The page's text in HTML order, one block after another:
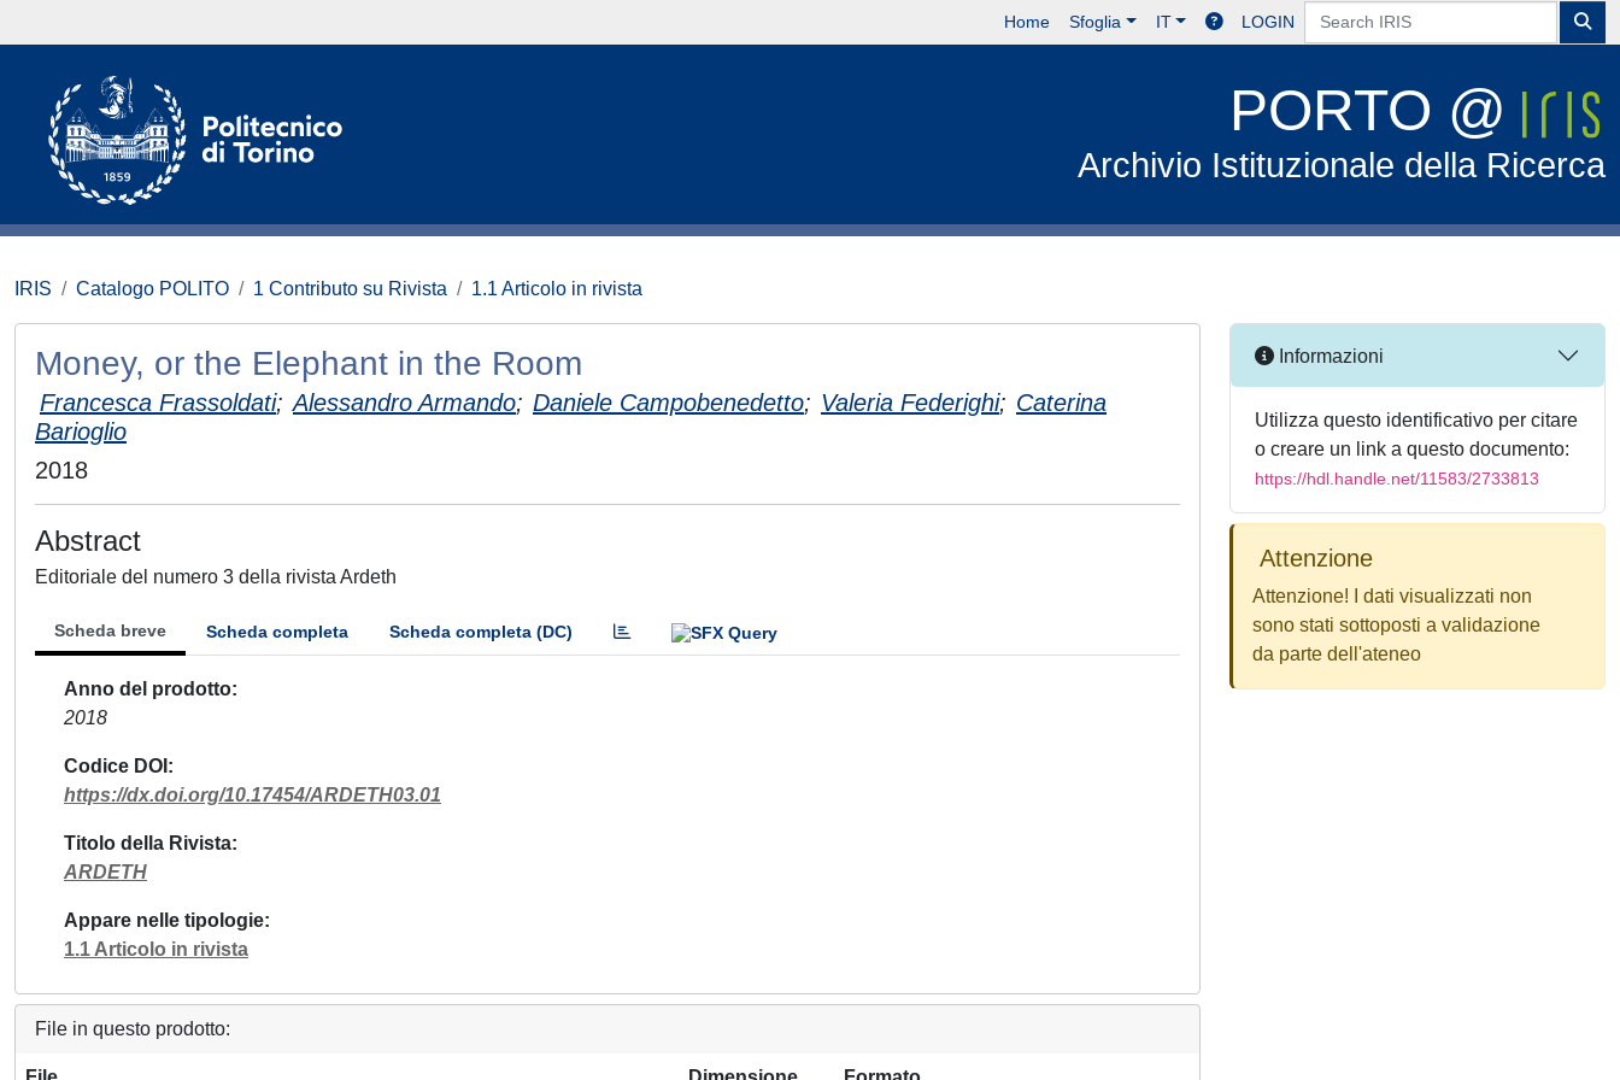
Home Sfoglia IT LOGIN
PORTO @
Archivio Istituzionale della Ricerca
IRIS Catalogo POLITO 1 Contributo su Rivista 1.1 Articolo in rivista
Money, or the Elephant in the Room
Francesca Frassoldati; Alessandro Armando; Daniele Campobenedetto; Valeria Federighi; Caterina
Barioglio
2018
Abstract
Editoriale del numero 3 della rivista Ardeth
Scheda breve Scheda completa Scheda completa (DC)
Anno del prodotto
2018
Codice DOI
https://dx.doi.org/10.17454/ARDETH03.01
Titolo della Rivista
ARDETH
Appare nelle tipologie
1.1 Articolo in rivista
File in questo prodotto:
Informazioni
Utilizza questo identificativo per citare
o creare un link a questo documento:
https://hdl.handle.net/11583/2733813
Attenzione
Attenzione! I dati visualizzati non
sono stati sottoposti a validazione
da parte dell'ateneo